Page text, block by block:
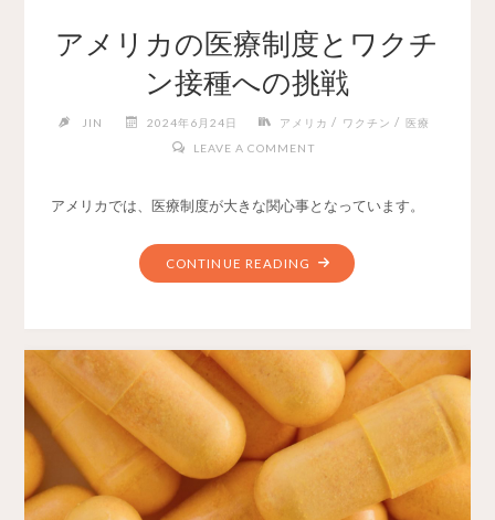
アメリカの医療制度とワクチ
ン接種への挑戦
JIN 2024年6月24日 アメリカ / ワクチン /
医療
LEAVE A COMMENT
アメリカでは、医療制度が大きな関心事となっています。
CONTINUE READING